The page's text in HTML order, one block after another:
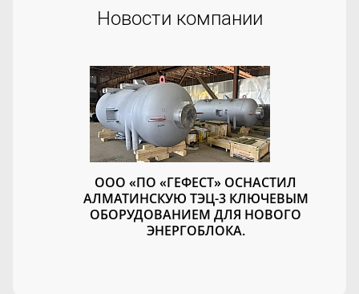
Новости компании
ООО «ПО «ГЕФЕСТ» ОСНАСТИЛ
АЛМАТИНСКУЮ ТЭЦ-3 КЛЮЧЕВЫМ
ОБОРУДОВАНИЕМ ДЛЯ НОВОГО
ЭНЕРГОБЛОКА.